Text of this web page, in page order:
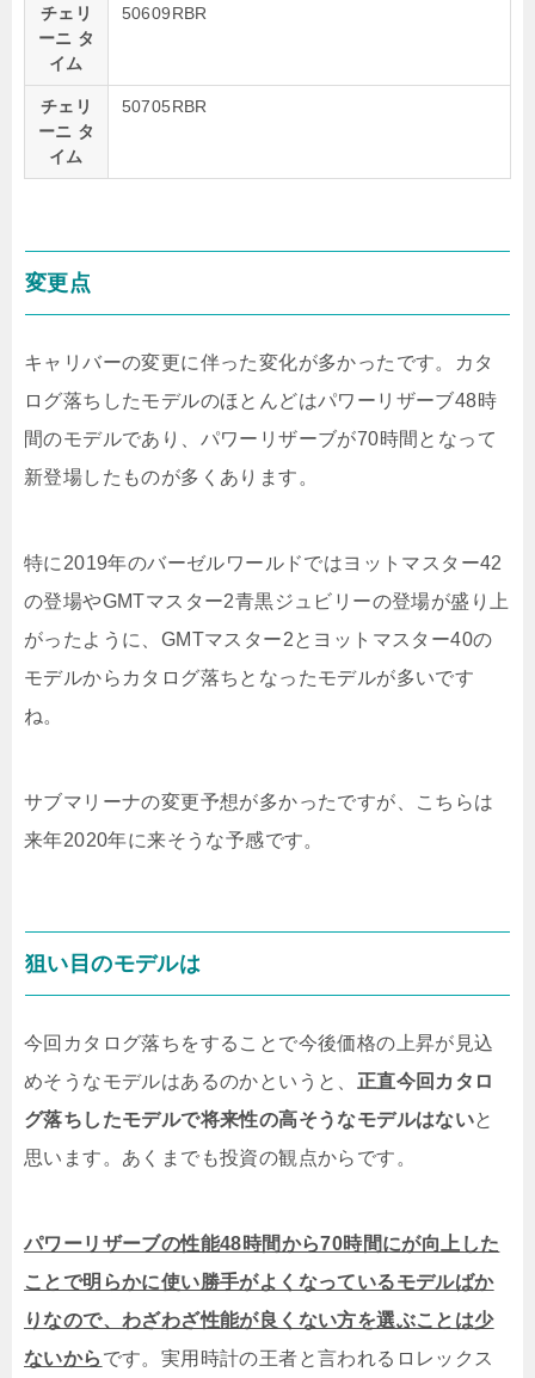
チェリ
ーニ タ
イム
50609RBR
チェリ
ーニ タ
イム
50705RBR
変更点
キャリバーの変更に伴った変化が多かったです。カタ
ログ落ちしたモデルのほとんどはパワーリザーブ48時
間のモデルであり、パワーリザーブが70時間となって
新登場したものが多くあります。
特に2019年のバーゼルワールドではヨットマスター42
の登場やGMTマスター2青黒ジュビリーの登場が盛り上
がったように、GMTマスター2とヨットマスター40の
モデルからカタログ落ちとなったモデルが多いです
ね。
サブマリーナの変更予想が多かったですが、こちらは
来年2020年に来そうな予感です。
狙い目のモデルは
今回カタログ落ちをすることで今後価格の上昇が見込
めそうなモデルはあるのかというと、 正直今回カタロ
グ落ちしたモデルで将来性の高そうなモデルはないと
思います。あくまでも投資の観点からです。
パワーリザーブの性能48時間から70時間にが向上した
ことで明らかに使い勝手がよくなっているモデルばか
りなので、わざわざ性能が良くない方を選ぶことは少
ないから です。実用時計の王者と言われるロレックス